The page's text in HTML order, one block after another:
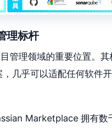
理标杆
管理领域的重要位置。
几乎可以适配任何软件
Marketplace 拥有数